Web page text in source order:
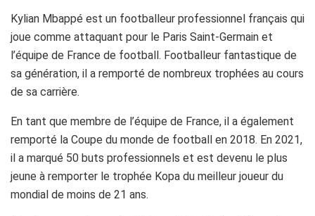
Kylian Mbappé est un footballeur professionnel français qui
joue comme attaquant pour le Paris Saint-Germain et
l’équipe de France de football. Footballeur fantastique de
sa génération, il a remporté de nombreux trophées au cours
de sa carrière.
En tant que membre de l’équipe de France, il a également
remporté la Coupe du monde de football en 2018. En 2021,
il a marqué 50 buts professionnels et est devenu le plus
jeune à remporter le trophée Kopa du meilleur joueur du
mondial de moins de 21 ans.